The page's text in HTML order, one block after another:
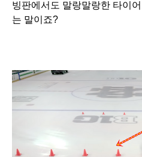
빙판에서도 말랑말랑한 타이
는 말이죠?